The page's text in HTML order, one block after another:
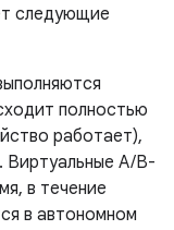
следующие
полностью
работает),
Виртуальные A/B-
в течение
в автономном